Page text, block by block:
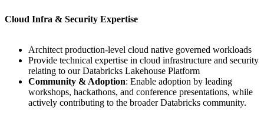
Cloud Infra & Security Expertise
Architect production-level cloud native governed workloads
Provide technical expertise in cloud infrastructure and security
relating to our Databricks Lakehouse Platform
Community & Adoption: Enable adoption by leading
workshops, hackathons, and conference presentations, while
actively contributing to the broader Databricks community.